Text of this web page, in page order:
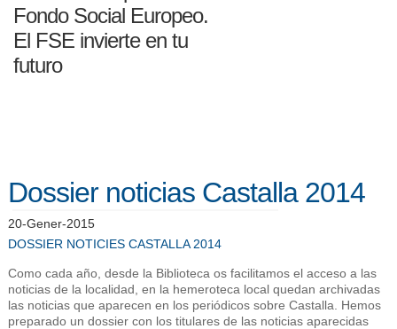
Dossier noticias Castalla 2014
20-Gener-2015
DOSSIER NOTICIES CASTALLA 2014
Como cada año, desde la Biblioteca os facilitamos el acceso a las
noticias de la localidad, en la hemeroteca local quedan archivadas
las noticias que aparecen en los periódicos sobre Castalla. Hemos
preparado un dossier con los titulares de las noticias aparecidas